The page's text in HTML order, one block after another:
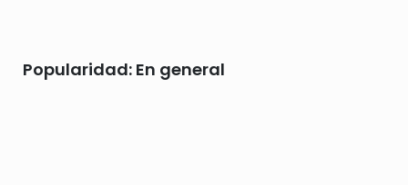
Popularidad: En general